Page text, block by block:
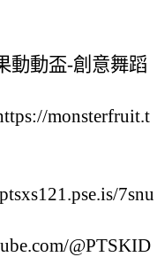
動動盃-創意舞蹈
monsterfruit.t
7snu
@PTSKID